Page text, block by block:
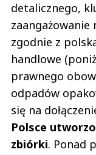
detalicznego,
zaangażowanie
zgodnie z
handlowe
prawnego
odpadów
się na
Polsce
zbiórki. Ponad